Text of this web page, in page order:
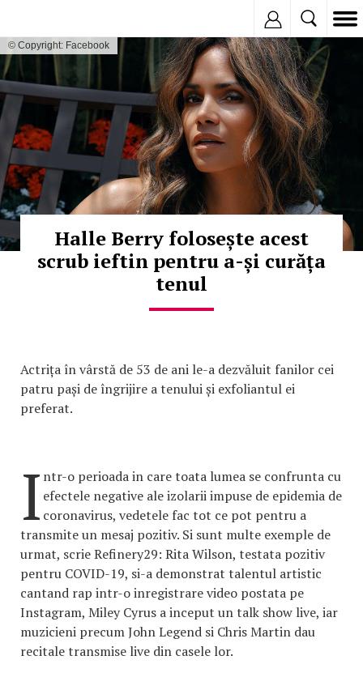
© Copyright: Facebook
Halle Berry folosește acest
scrub ieftin pentru a-și curăța
tenul
Actrița în vârstă de 53 de ani le-a dezvăluit fanilor cei
patru pași de îngrijire a tenului și exfoliantul ei
preferat.
I ntr-o perioada in care toata lumea se confrunta cu
efectele negative ale izolarii impuse de epidemia de
coronavirus, vedetele fac tot ce pot pentru a
transmite un mesaj pozitiv. Si sunt multe exemple de
urmat, scrie Refinery29: Rita Wilson, testata pozitiv
pentru COVID-19, si-a demonstrat talentul artistic
cantand rap intr-o inregistrare video postata pe
Instagram, Miley Cyrus a inceput un talk show live, iar
muzicieni precum John Legend si Chris Martin dau
recitale transmise live din casele lor.